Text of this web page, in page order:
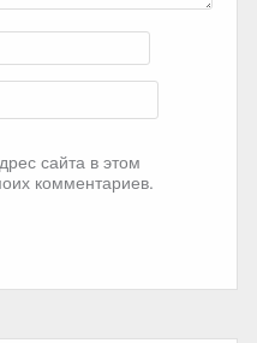
сайта в этом
комментариев.